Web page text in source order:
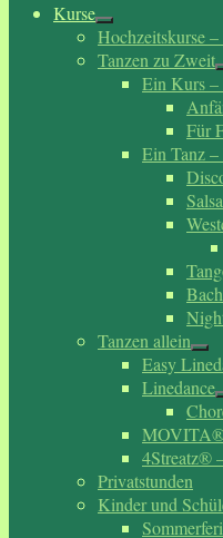
Kurse
Hochzeitskurse
Tanzen zu Zweit
Ein Kurs –
Für
Ein Tanz
Salsa
Tanzen allein
Easy
Linedance
4Streatz®
Privatstunden
Kinder und